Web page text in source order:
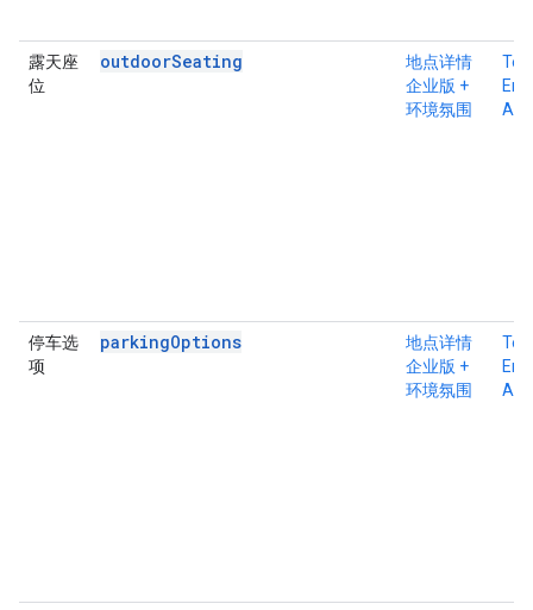
露天座
位
outdoorSeating
地点详情
企业版 +
环境氛围
停车选
项
parkingOptions
地点详情
企业版 +
环境氛围